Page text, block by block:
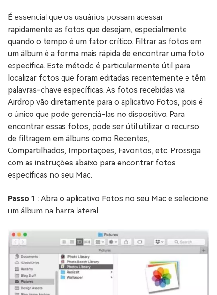
É essencial que os usuários possam acessar
rapidamente as fotos que desejam, especialmente
quando o tempo é um fator crítico. Filtrar as fotos em
um álbum é a forma mais rápida de encontrar uma foto
específica. Este método é particularmente útil para
localizar fotos que foram editadas recentemente e têm
palavras-chave específicas. As fotos recebidas via
Airdrop vão diretamente para o aplicativo Fotos, pois é
o único que pode gerenciá-las no dispositivo. Para
encontrar essas fotos, pode ser útil utilizar o recurso
de filtragem em álbuns como Recentes,
Compartilhados, Importações, Favoritos, etc. Prossiga
com as instruções abaixo para encontrar fotos
específicas no seu Mac.
Passo 1 : Abra o aplicativo Fotos no seu Mac e selecione
um álbum na barra lateral.